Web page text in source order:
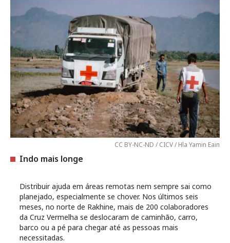
CC BY-NC-ND / CICV / Hla Yamin Eain
Indo mais longe
Distribuir ajuda em áreas remotas nem sempre sai como
planejado, especialmente se chover. Nos últimos seis
meses, no norte de Rakhine, mais de 200 colaboradores
da Cruz Vermelha se deslocaram de caminhão, carro,
barco ou a pé para chegar até as pessoas mais
necessitadas.